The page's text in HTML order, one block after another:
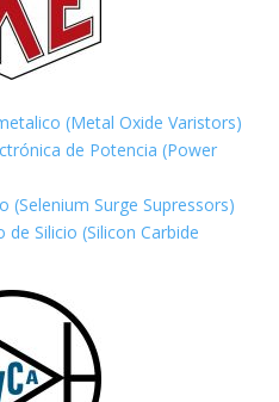
(Metal Oxide Varistors)
de Potencia (Power
(Selenium Surge Supressors)
de Silicio (Silicon Carbide